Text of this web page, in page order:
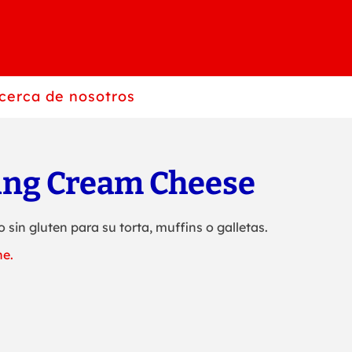
de nosotros
Cream Cheese
sin gluten para su torta, muffins o galletas.